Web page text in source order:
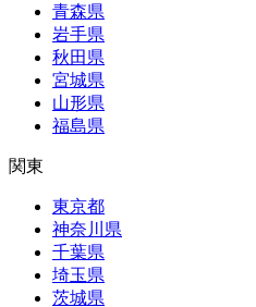
青森県
岩手県
秋田県
宮城県
山形県
福島県
関東
東京都
神奈川県
千葉県
埼玉県
茨城県